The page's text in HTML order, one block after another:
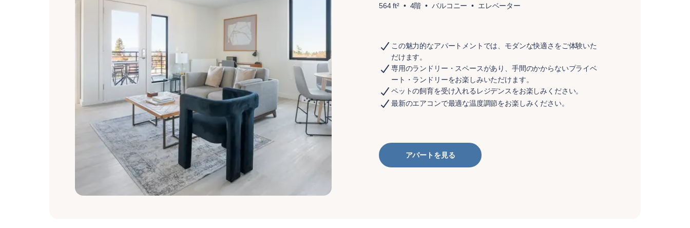
564 ft² 4階 バルコニー エレベーター
この魅力的なアパートメントでは、モダンな快適さをご体験いた
だけます。
専用のランドリー・スペースがあり、手間のかからないプライベ
ート・ランドリーをお楽しみいただけます。
ペットの飼育を受け入れるレジデンスをお楽しみください。
最新のエアコンで最適な温度調節をお楽しみください。
アパートを見る